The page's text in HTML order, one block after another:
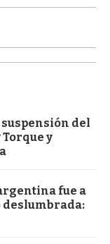
suspensión del
y
fue a
deslumbrada: